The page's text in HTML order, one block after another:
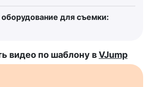
для съемки:
видео по шаблону вVJump